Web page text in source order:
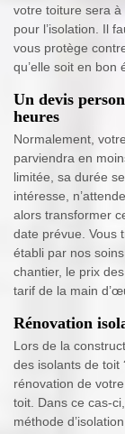
votre toiture sera à
pour l’isolation. Il
vous protège
qu’elle soit en bon
Un devis
heures
Normalement,
parviendra en
limitée, sa durée
intéresse,
alors transformer
date prévue. Vous
établi par nos
chantier, le prix
tarif de la main
Rénovation
Lors de la
des isolants de toit
rénovation de
toit. Dans ce cas-
méthode